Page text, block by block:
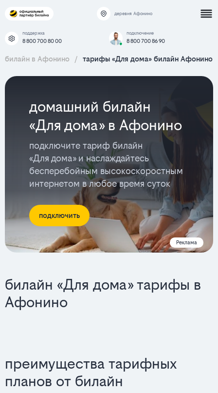
деревня Афонино
поддержка
8 800 700 80 00
подключение
8 800 700 86 90
билайн в Афонино / тарифы «Для дома» билайн Афонино
домашний билайн
«Для дома» в Афонино
подключите тариф билайн
«Для дома» и наслаждайтесь
бесперебойным высокоскоростным
интернетом в любое время суток
подключить
Реклама
билайн «Для дома» тарифы в
Афонино
преимущества тарифных
планов от билайн